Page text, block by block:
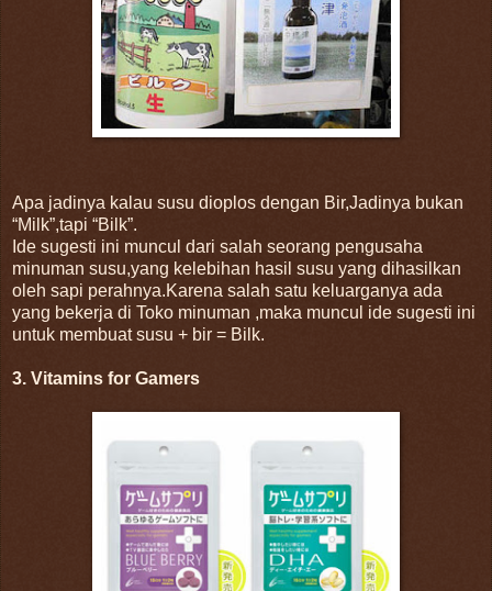
Apa jadinya kalau susu dioplos dengan Bir,Jadinya bukan
“Milk”,tapi “Bilk”.
Ide sugesti ini muncul dari salah seorang pengusaha
minuman susu,yang kelebihan hasil susu yang dihasilkan
oleh sapi perahnya.Karena salah satu keluarganya ada
yang bekerja di Toko minuman ,maka muncul ide sugesti ini
untuk membuat susu + bir = Bilk.
3. Vitamins for Gamers